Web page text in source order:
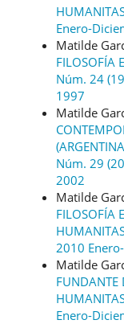
Enero-
Matilde
FILOSOFÍA
Núm. 24
1997
Matilde
Núm. 29
2002
Matilde
FILOSOFÍA
2010
Matilde
FUNDANTE
Enero-